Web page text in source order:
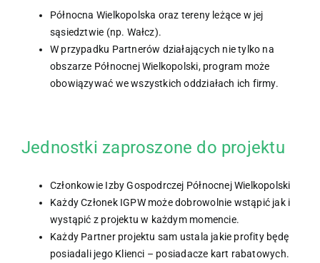
Północna Wielkopolska oraz tereny leżące w jej
sąsiedztwie (np. Wałcz).
W przypadku Partnerów działających nie tylko na
obszarze Północnej Wielkopolski, program może
obowiązywać we wszystkich oddziałach ich firmy.
Jednostki zaproszone do projektu
Członkowie Izby Gospodrczej Północnej Wielkopolski
Każdy Członek IGPW może dobrowolnie wstąpić jak i
wystąpić z projektu w każdym momencie.
Każdy Partner projektu sam ustala jakie profity będę
posiadali jego Klienci – posiadacze kart rabatowych.